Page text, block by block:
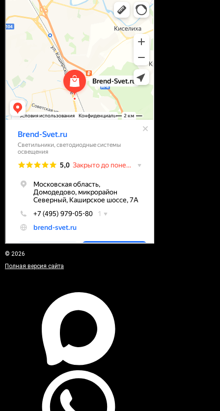
© 2026
Полная версия сайта